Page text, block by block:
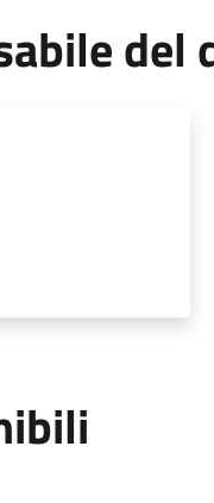
del